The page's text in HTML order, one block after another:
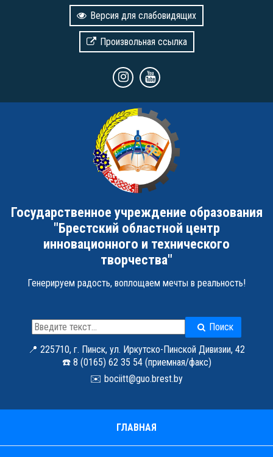
Версия для слабовидящих
Произвольная ссылка
Государственное учреждение образования
"Брестский областной центр
инновационного и технического
творчества"
Генерируем радость, воплощаем мечты в реальность!
Поиск
📍 225710, г. Пинск, ул. Иркутско-Пинской Дивизии, 42
☎️ 8 (0165) 62 35 54 (приемная/факс)
✉️ bociitt@guo.brest.by
ГЛАВНАЯ